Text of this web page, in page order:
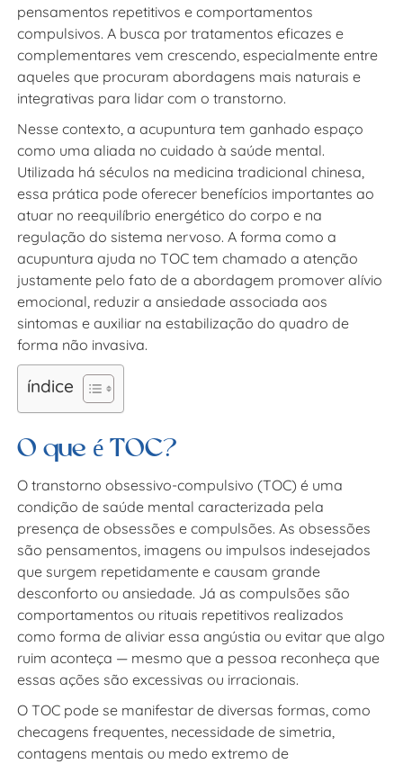
pensamentos repetitivos e comportamentos
compulsivos. A busca por tratamentos eficazes e
complementares vem crescendo, especialmente entre
aqueles que procuram abordagens mais naturais e
integrativas para lidar com o transtorno.
Nesse contexto, a acupuntura tem ganhado espaço
como uma aliada no cuidado à saúde mental.
Utilizada há séculos na medicina tradicional chinesa,
essa prática pode oferecer benefícios importantes ao
atuar no reequilíbrio energético do corpo e na
regulação do sistema nervoso. A formacomo a
acupuntura ajuda no TOCtem chamado a atenção
justamente pelo fato de a abordagem promover alívio
emocional, reduzir a ansiedade associada aos
sintomas e auxiliar na estabilização do quadro de
forma não invasiva.
índice
O que é TOC?
O transtorno obsessivo-compulsivo (TOC) é uma
condição de saúde mental caracterizada pela
presença de obsessões e compulsões. As obsessões
são pensamentos, imagens ou impulsos indesejados
que surgem repetidamente e causam grande
desconforto ou ansiedade. Já as compulsões são
comportamentos ou rituais repetitivos realizados
como forma de aliviar essa angústia ou evitar que algo
ruim aconteça — mesmo que a pessoa reconheça que
essas ações são excessivas ou irracionais.
O TOC pode se manifestar de diversas formas, como
checagens frequentes, necessidade de simetria,
contagens mentais ou medo extremo de